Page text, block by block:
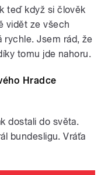
teď když si člověk
vidět ze všech
rychle. Jsem rád, že
tomu jde nahoru.
Hradce
dostali do světa.
bundesligu. Vráťa